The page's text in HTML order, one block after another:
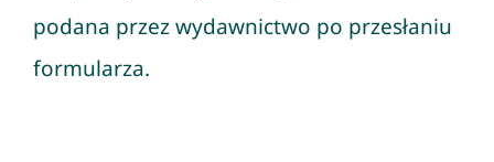
podana przez wydawnictwo po przesłaniu
formularza.